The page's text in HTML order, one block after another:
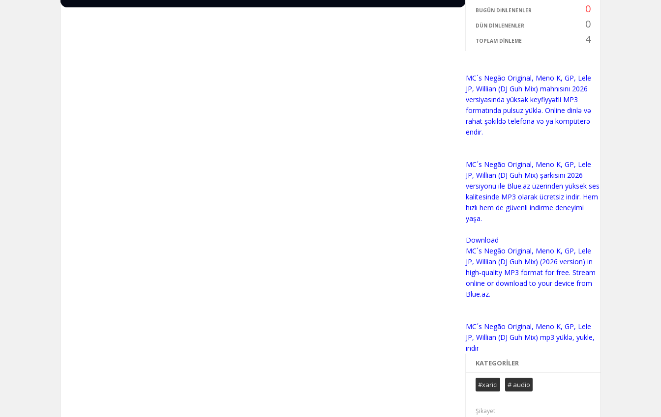
BUGÜN DINLENENLER 0
DÜN DINLENENLER 0
TOPLAM DINLEME 4
MC´s Negão Original, Meno K, GP, Lele
JP, Willian (DJ Guh Mix) mahnısını 2026
versiyasında yüksək keyfiyyətli MP3
formatında pulsuz yüklə. Online dinlə və
rahat şəkildə telefona və ya kompüterə
endir.
MC´s Negão Original, Meno K, GP, Lele
JP, Willian (DJ Guh Mix) şarkısını 2026
versiyonu ile Blue.az üzerinden yüksek ses
kalitesinde MP3 olarak ücretsiz indir. Hem
hızlı hem de güvenli indirme deneyimi
yaşa.
Download
MC´s Negão Original, Meno K, GP, Lele
JP, Willian (DJ Guh Mix) (2026 version) in
high-quality MP3 format for free. Stream
online or download to your device from
Blue.az.
MC´s Negão Original, Meno K, GP, Lele
JP, Willian (DJ Guh Mix) mp3 yüklə, yukle,
indir
KATEGORILER
#xarici # audio
Şikayet